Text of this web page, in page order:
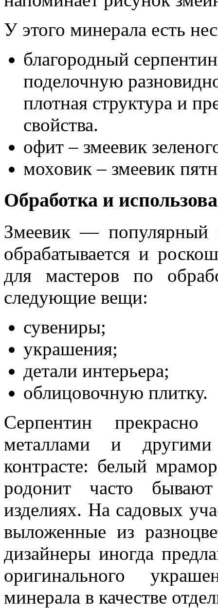
У этого минерала есть
благородный
поделочную
плотная структура и
свойства.
офит – змеевик
моховик – змеевик
Обработка и
Змеевик — популярный
обрабатывается и
для мастеров по
следующие вещи:
сувениры;
украшения;
детали интерьера;
облицовочную плитку.
Серпентин
металлами и
контрасте: белый
родонит часто
изделиях. На садовых
выложенные из
дизайнеры иногда
оригинального
минерала в качестве